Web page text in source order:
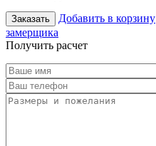
Заказать Добавить в корзину
замерщика
Получить расчет